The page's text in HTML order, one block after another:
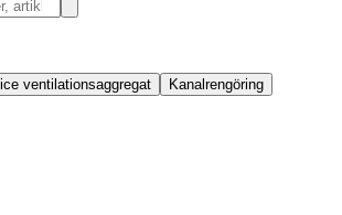
ventilationsaggregat
Kanalrengöring